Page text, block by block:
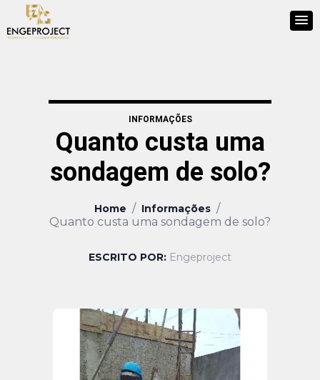
INFORMAÇÕES
Quanto custa uma
sondagem de solo?
Home / Informações /
Quanto custa uma sondagem de solo?
ESCRITO POR: Engeproject